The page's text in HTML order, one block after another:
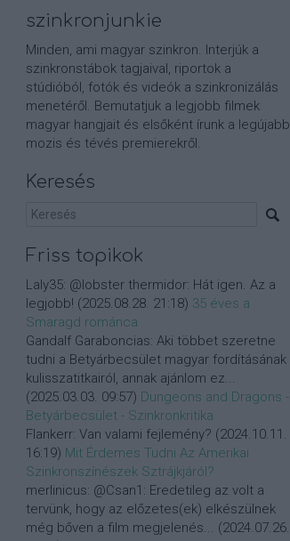
szinkronjunkie
Minden, ami magyar szinkron. Interjúk a
szinkronstábok tagjaival, riportok a
stúdióból, fotók és videók a szinkronizálás
menetéről. Bemutatjuk a legjobb filmek
magyar hangjait és elsőként írunk a legújabb
mozis és tévés premierekről.
Keresés
Friss topikok
Laly35: @lobster thermidor: Hát igen. Az a
legjobb! (2025.08.28. 21:18) 35 éves a
Smaragd románca
Gandalf Garaboncias: Aki többet szeretne
tudni a Betyárbecsület magyar fordításának
kulisszatitkairól, annak ajánlom ez...
(2025.03.03. 09:57) Dungeons and Dragons -
Betyárbecsület - Szinkronkritika
Flankerr: Van valami fejlemény? (2024.10.11.
16:19) Mit Érdemes Tudni Az Amerikai
Szinkronszínészek Sztrájkjáról?
merlinicus: @Csan1: Eredetileg az volt a
tervünk, hogy az előzetes(ek) elkészülnek
még bőven a film megjelenés... (2024.07.26.